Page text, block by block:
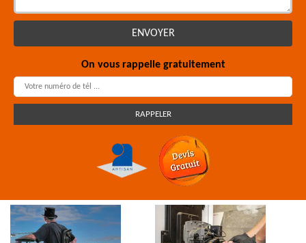
On vous rappelle gratuitement